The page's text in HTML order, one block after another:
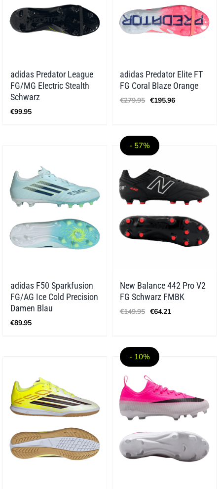
adidas Predator League
FG/MG Electric Stealth
Schwarz
€99.95
adidas Predator Elite FT
FG Coral Blaze Orange
€279.95 Ursprünglicher
Preis
€195.96Aktueller
adidas F50 Sparkfusion
FG/AG Ice Cold Precision
Damen Blau
€89.95
- 57%
New Balance 442 Pro V2
FG Schwarz FMBK
€149.95 Ursprünglicher
Preis
€64.21
- 10%